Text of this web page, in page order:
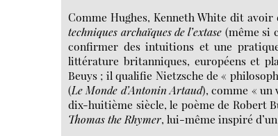
Comme Hughes, Kenneth White dit
techniques archaïques de l’extase (même si
confirmer des intuitions et une
littérature britanniques, européens et
Beuys ; il qualifie Nietzsche de «
(Le Monde d’Antonin Artaud), comme « un
dix-huitième siècle, le poème de Robert
Thomas the Rhymer, lui-même inspiré